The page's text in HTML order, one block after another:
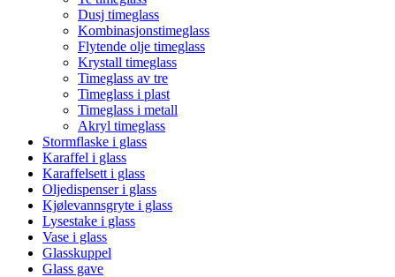
Dusj timeglass
Kombinasjonstimeglass
Flytende olje timeglass
Krystall timeglass
Timeglass av tre
Timeglass i plast
Timeglass i metall
Akryl timeglass
Stormflaske i glass
Karaffel i glass
Karaffelsett i glass
Oljedispenser i glass
Kjølevannsgryte i glass
Lysestake i glass
Vase i glass
Glasskuppel
Glass gave